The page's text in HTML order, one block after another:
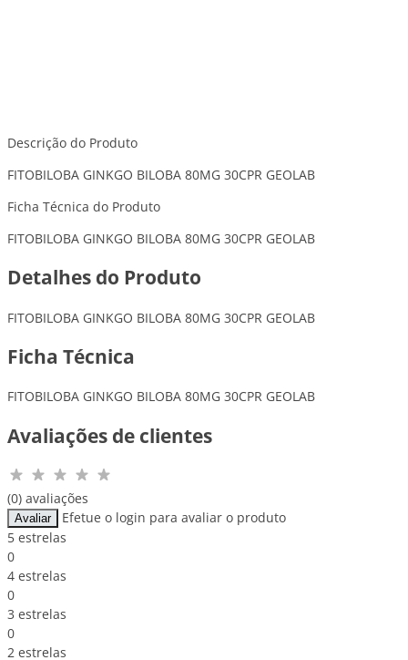
Descrição do Produto
FITOBILOBA GINKGO BILOBA 80MG 30CPR GEOLAB
Ficha Técnica do Produto
FITOBILOBA GINKGO BILOBA 80MG 30CPR GEOLAB
Detalhes do Produto
FITOBILOBA GINKGO BILOBA 80MG 30CPR GEOLAB
Ficha Técnica
FITOBILOBA GINKGO BILOBA 80MG 30CPR GEOLAB
Avaliações de clientes
(0) avaliações
Avaliar
Efetue o login para avaliar o produto
5 estrelas
0
4 estrelas
0
3 estrelas
0
2 estrelas